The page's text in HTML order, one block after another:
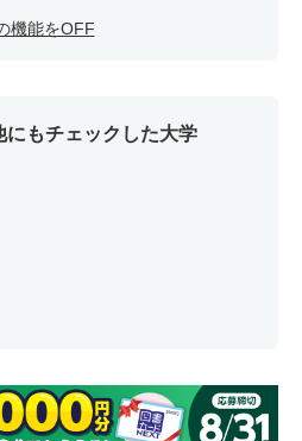
機能をOFF
にもチェックした大学